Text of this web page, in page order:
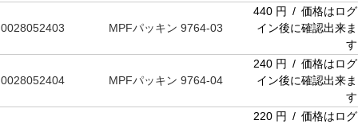
0028052403 MPFパッキン 9764-03
440 円 / 価格はログ
イン後に確認出来ま
す
0028052404 MPFパッキン 9764-04
240 円 / 価格はログ
イン後に確認出来ま
す
220 円 / 価格はログ